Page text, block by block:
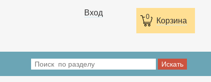
0 Корзина
Вход